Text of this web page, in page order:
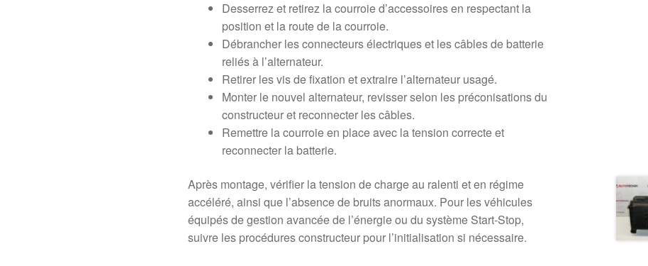
Desserrez et retirez la courroie d’accessoires en respectant la
position et la route de la courroie.
Débrancher les connecteurs électriques et les câbles de batterie
reliés à l’alternateur.
Retirer les vis de fixation et extraire l’alternateur usagé.
Monter le nouvel alternateur, revisser selon les préconisations du
constructeur et reconnecter les câbles.
Remettre la courroie en place avec la tension correcte et
reconnecter la batterie.
Après montage, vérifier la tension de charge au ralenti et en régime
accéléré, ainsi que l’absence de bruits anormaux. Pour les véhicules
équipés de gestion avancée de l’énergie ou du système Start-Stop,
suivre les procédures constructeur pour l’initialisation si nécessaire.